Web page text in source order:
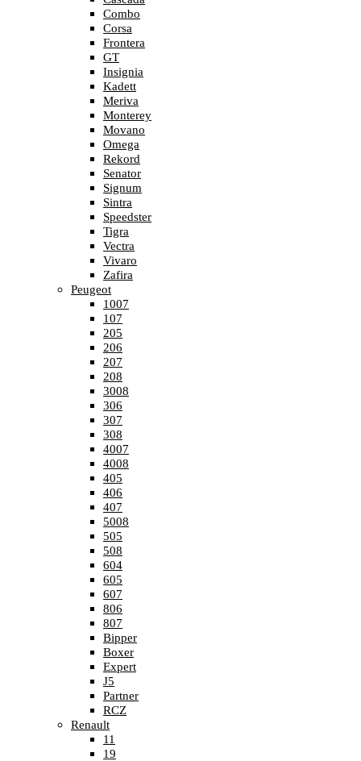
Combo
Corsa
Frontera
GT
Insignia
Kadett
Meriva
Monterey
Movano
Omega
Rekord
Senator
Signum
Sintra
Speedster
Tigra
Vectra
Vivaro
Zafira
Peugeot
1007
107
205
206
207
208
3008
306
307
308
4007
4008
405
406
407
5008
505
508
604
605
607
806
807
Bipper
Boxer
Expert
J5
Partner
RCZ
Renault
11
19